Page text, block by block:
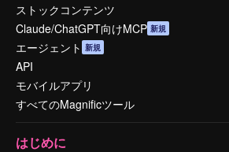
ストックコンテンツ
Claude/ChatGPT向けMCP 新規
エージェント 新規
API
モバイルアプリ
すべてのMagnificツール
はじめに